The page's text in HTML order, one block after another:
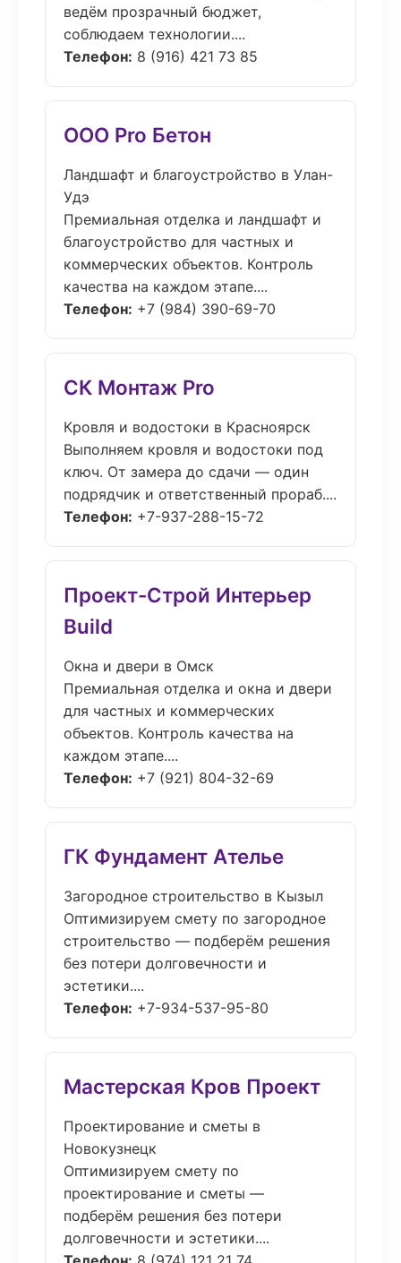
ведём прозрачный бюджет,
соблюдаем технологии....
Телефон: 8 (916) 421 73 85
ООО Pro Бетон
Ландшафт и благоустройство в Улан-
Удэ
Премиальная отделка и ландшафт и
благоустройство для частных и
коммерческих объектов. Контроль
качества на каждом этапе....
Телефон: +7 (984) 390-69-70
СК Монтаж Pro
Кровля и водостоки в Красноярск
Выполняем кровля и водостоки под
ключ. От замера до сдачи — один
подрядчик и ответственный прораб....
Телефон: +7-937-288-15-72
Проект-Строй Интерьер
Build
Окна и двери в Омск
Премиальная отделка и окна и двери
для частных и коммерческих
объектов. Контроль качества на
каждом этапе....
Телефон: +7 (921) 804-32-69
ГК Фундамент Ателье
Загородное строительство в Кызыл
Оптимизируем смету по загородное
строительство — подберём решения
без потери долговечности и
эстетики....
Телефон: +7-934-537-95-80
Мастерская Кров Проект
Проектирование и сметы в
Новокузнецк
Оптимизируем смету по
проектирование и сметы —
подберём решения без потери
долговечности и эстетики....